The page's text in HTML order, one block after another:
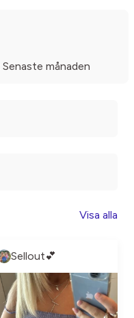
Senaste månaden
Visa alla
Sellout💕